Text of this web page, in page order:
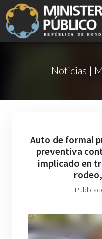
Noticias |
Auto de formal
preventiva
implicado en